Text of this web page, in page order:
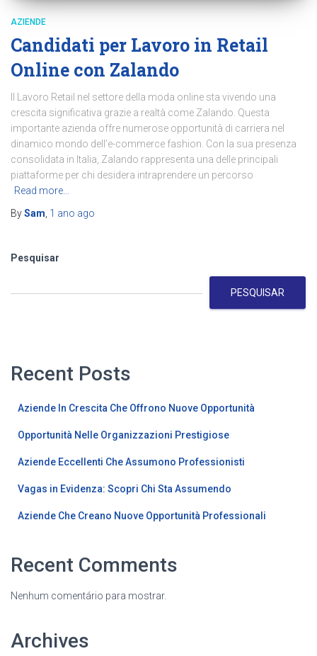
AZIENDE
Candidati per Lavoro in Retail
Online con Zalando
Il Lavoro Retail nel settore della moda online sta vivendo una
crescita significativa grazie a realtà come Zalando. Questa
importante azienda offre numerose opportunità di carriera nel
dinamico mondo dell’e-commerce fashion. Con la sua presenza
consolidata in Italia, Zalando rappresenta una delle principali
piattaforme per chi desidera intraprendere un percorso
Read more…
BySam, 1 ano ago
Pesquisar
PESQUISAR
Recent Posts
Aziende In Crescita Che Offrono Nuove Opportunità
Opportunità Nelle Organizzazioni Prestigiose
Aziende Eccellenti Che Assumono Professionisti
Vagas in Evidenza: Scopri Chi Sta Assumendo
Aziende Che Creano Nuove Opportunità Professionali
Recent Comments
Nenhum comentário para mostrar.
Archives